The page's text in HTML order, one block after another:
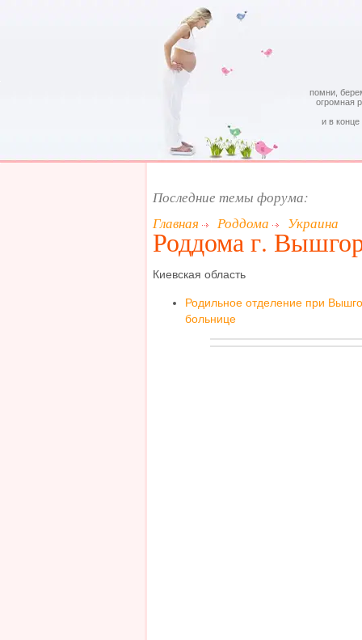
помни,
огромная
и в
Последние темы форума:
Главная
Роддома Украина
Роддома г.
Киевская область
Родильное отделение при
больнице